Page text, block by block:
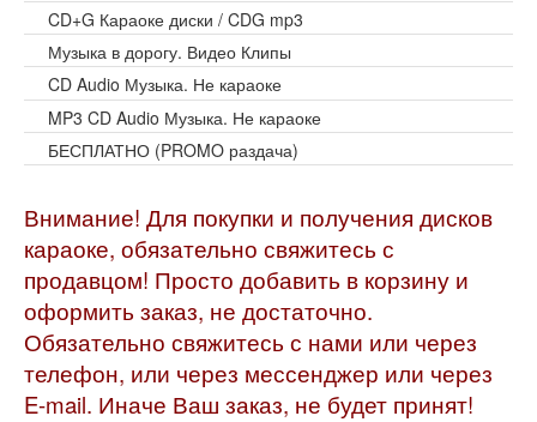
CD+G Караоке диски / CDG mp3
Музыка в дорогу. Видео Клипы
CD Audio Музыка. Не караоке
MP3 CD Audio Музыка. Не караоке
БЕСПЛАТНО (PROMO раздача)
Внимание! Для покупки и получения дисков
караоке, обязательно свяжитесь с
продавцом! Просто добавить в корзину и
оформить заказ, не достаточно.
Обязательно свяжитесь с нами или через
телефон, или через мессенджер или через
E-mail. Иначе Ваш заказ, не будет принят!